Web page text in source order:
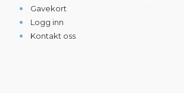
Gavekort
Logg inn
Kontakt oss